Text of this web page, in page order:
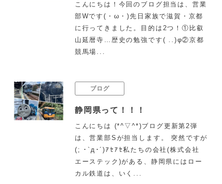
こんにちは！今回のブログ担当は、営業
部Wです(・ω・)先日家族で滋賀・京都
に行ってきました。目的は2つ！①比叡
山延暦寺…歴史の勉強です( ..)φ②京都
競馬場...
ブログ
静岡県って！！！
こんにちは (*^▽^*)ブログ更新第2弾
は、営業部Sが担当します。 突然ですが
(; ･`д･´)ｱｾｱｾ私たちの会社(株式会社
エーステック)がある、静岡県にはロー
カル鉄道は、いく...